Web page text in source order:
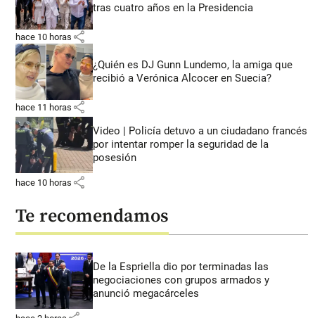
tras cuatro años en la Presidencia
hace 10 horas share
¿Quién es DJ Gunn Lundemo, la amiga que
recibió a Verónica Alcocer en Suecia?
hace 11 horas share
Video | Policía detuvo a un ciudadano francés
por intentar romper la seguridad de la
posesión
hace 10 horas share
Te recomendamos
De la Espriella dio por terminadas las
negociaciones con grupos armados y
anunció megacárceles